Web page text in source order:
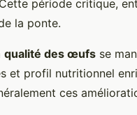
période critique,
la ponte.
qualité des œufs se
et profil nutritionnel
ces